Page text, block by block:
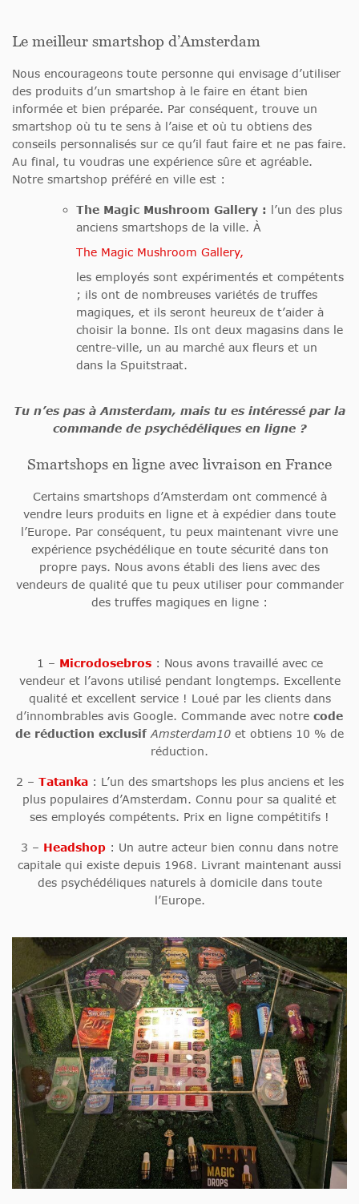
Le meilleur smartshop d’Amsterdam
Nous encourageons toute personne qui envisage d’utiliser
des produits d’un smartshop à le faire en étant bien
informée et bien préparée. Par conséquent, trouve un
smartshop où tu te sens à l’aise et où tu obtiens des
conseils personnalisés sur ce qu’il faut faire et ne pas faire.
Au final, tu voudras une expérience sûre et agréable.
Notre smartshop préféré en ville est :
The Magic Mushroom Gallery : l’un des plus
anciens smartshops de la ville. À
The Magic Mushroom Gallery,
les employés sont expérimentés et compétents
; ils ont de nombreuses variétés de truffes
magiques, et ils seront heureux de t’aider à
choisir la bonne. Ils ont deux magasins dans le
centre-ville, un au marché aux fleurs et un
dans la Spuitstraat.
Tu n’es pas à Amsterdam, mais tu es intéressé par la
commande de psychédéliques en ligne ?
Smartshops en ligne avec livraison en France
Certains smartshops d’Amsterdam ont commencé à
vendre leurs produits en ligne et à expédier dans toute
l’Europe. Par conséquent, tu peux maintenant vivre une
expérience psychédélique en toute sécurité dans ton
propre pays. Nous avons établi des liens avec des
vendeurs de qualité que tu peux utiliser pour commander
des truffes magiques en ligne :
1 – Microdosebros: Nous avons travaillé avec ce
vendeur et l’avons utilisé pendant longtemps. Excellente
qualité et excellent service ! Loué par les clients dans
d’innombrables avis Google. Commande avec notre code
de réduction exclusif Amsterdam10 et obtiens 10 % de
réduction.
2 – Tatanka: L’un des smartshops les plus anciens et les
plus populaires d’Amsterdam. Connu pour sa qualité et
ses employés compétents. Prix en ligne compétitifs !
3 – Headshop : Un autre acteur bien connu dans notre
capitale qui existe depuis 1968. Livrant maintenant aussi
des psychédéliques naturels à domicile dans toute
l’Europe.